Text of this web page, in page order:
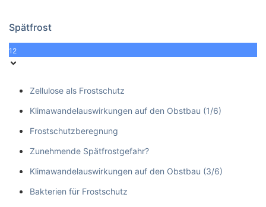
Spätfrost
12
Zellulose als Frostschutz
Klimawandelauswirkungen auf den Obstbau (1/6)
Frostschutzberegnung
Zunehmende Spätfrostgefahr?
Klimawandelauswirkungen auf den Obstbau (3/6)
Bakterien für Frostschutz